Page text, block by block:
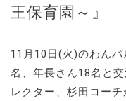
王保育園～』
11月10日(火)のわん
名、年長さん18名と
レクター、杉田コーチ